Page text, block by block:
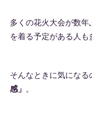
多くの花火大会が数
を着る予定がある人も
そんなときに気にな
感」 。